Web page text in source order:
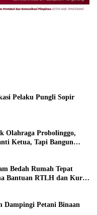
Pelaku Pungli Sopir
Olahraga Probolinggo,
Ketua, Tapi Bangun
Bedah Rumah Tepat
Bantuan RTLH dan Kursi
Dampingi Petani Binaan